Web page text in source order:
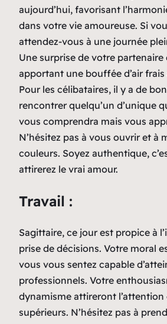
aujourd’hui, favorisant
dans votre vie amoureuse. Si
attendez-vous à une journée
Une surprise de votre partenaire
apportant une bouffée d’air
Pour les célibataires, il y a de
rencontrer quelqu’un d’unique
vous comprendra mais vous
N’hésitez pas à vous ouvrir et à
couleurs. Soyez authentique,
attirerez le vrai amour.
Travail :
Sagittaire, ce jour est propice à
prise de décisions. Votre moral
vous vous sentez capable
professionnels. Votre
dynamisme attireront l’attention
supérieurs. N’hésitez pas à